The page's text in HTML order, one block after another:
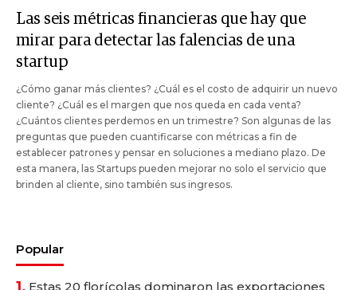
Las seis métricas financieras que hay que
mirar para detectar las falencias de una
startup
¿Cómo ganar más clientes? ¿Cuál es el costo de adquirir un nuevo
cliente? ¿Cuál es el margen que nos queda en cada venta?
¿Cuántos clientes perdemos en un trimestre? Son algunas de las
preguntas que pueden cuantificarse con métricas a fin de
establecer patrones y pensar en soluciones a mediano plazo. De
esta manera, las Startups pueden mejorar no solo el servicio que
brinden al cliente, sino también sus ingresos.
Popular
Estas 20 florícolas dominaron las exportaciones